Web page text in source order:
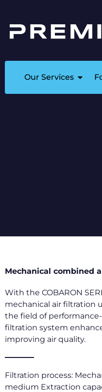
Our Services
Mechanical combined
With the COBARON
mechanical air filtration
the field of
filtration system
improving air quality.
Filtration process:
medium Extraction